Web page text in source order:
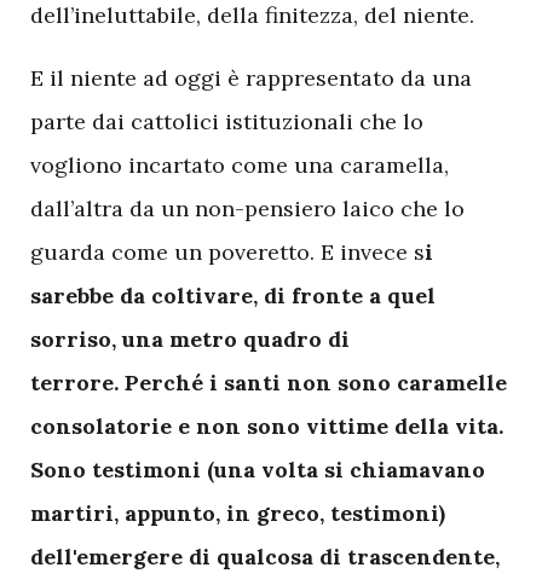
dell’ineluttabile, della finitezza, del niente.
E il niente ad oggi è rappresentato da una
parte dai cattolici istituzionali che lo
vogliono incartato come una caramella,
dall’altra da un non-pensiero laico che lo
guarda come un poveretto. E invece si
sarebbe da coltivare, di fronte a quel
sorriso, una metro quadro di
terrore. Perché i santi non sono caramelle
consolatorie e non sono vittime della vita.
Sono testimoni (una volta si chiamavano
martiri, appunto, in greco, testimoni)
dell'emergere di qualcosa di trascendente,